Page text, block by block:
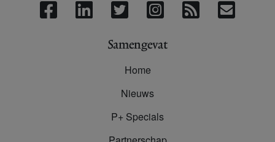
Samengevat
Home
Nieuws
P+ Specials